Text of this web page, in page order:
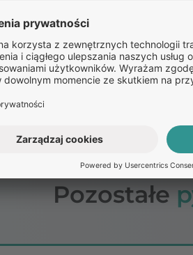
typu 2, którzy stosują
lekarza.
(HbA1c) powinno być
w roku, natomiast u tych, u
HbA1c to wskaźnik, który
pozwala na ocenę skuteczności
Pozostałe